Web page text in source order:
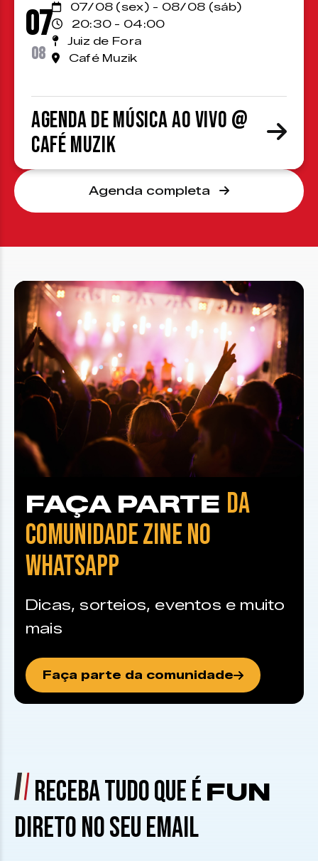
07
08
07/08 (sex) - 08/08 (sáb)
20:30 - 04:00
Juiz de Fora
Café Muzik
Agenda de Música ao Vivo @
Café Muzik
Agenda completa
FAÇA PARTE DA
COMUNIDADE ZINE NO
WHATSAPP
Dicas, sorteios, eventos e muito
mais
Faça parte da comunidade
RECEBA TUDO QUE É FUN
DIRETO NO SEU EMAIL